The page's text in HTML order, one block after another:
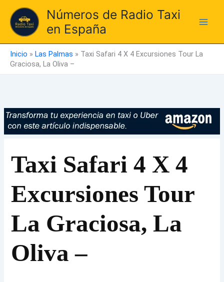
contenido
Números de Radio Taxi
en España
Inicio » Las Palmas » Taxi Safari 4 X 4 Excursiones Tour La
Graciosa, La Oliva –
Taxi Safari 4 X 4
Excursiones Tour
La Graciosa, La
Oliva –